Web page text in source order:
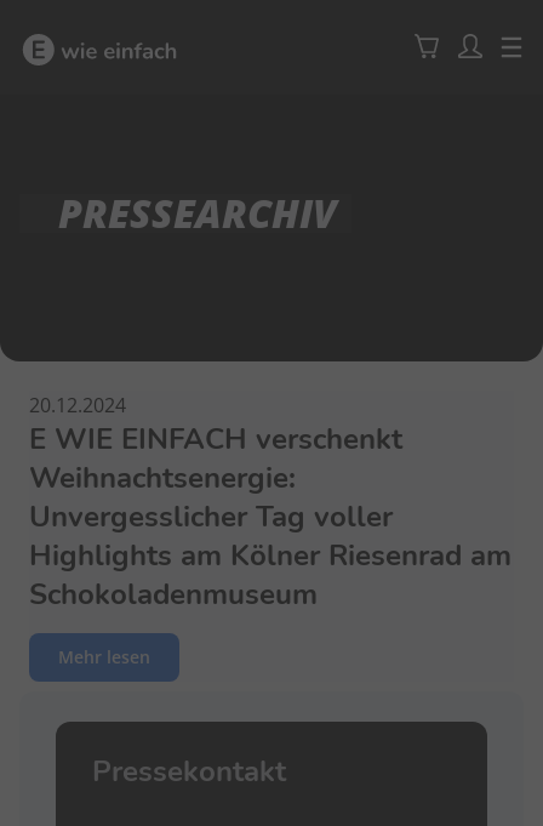
PRESSEARCHIV
20.12.2024
E WIE EINFACH verschenkt
Weihnachtsenergie:
Unvergesslicher Tag voller
Highlights am Kölner Riesenrad am
Schokoladenmuseum
Mehr lesen
Pressekontakt